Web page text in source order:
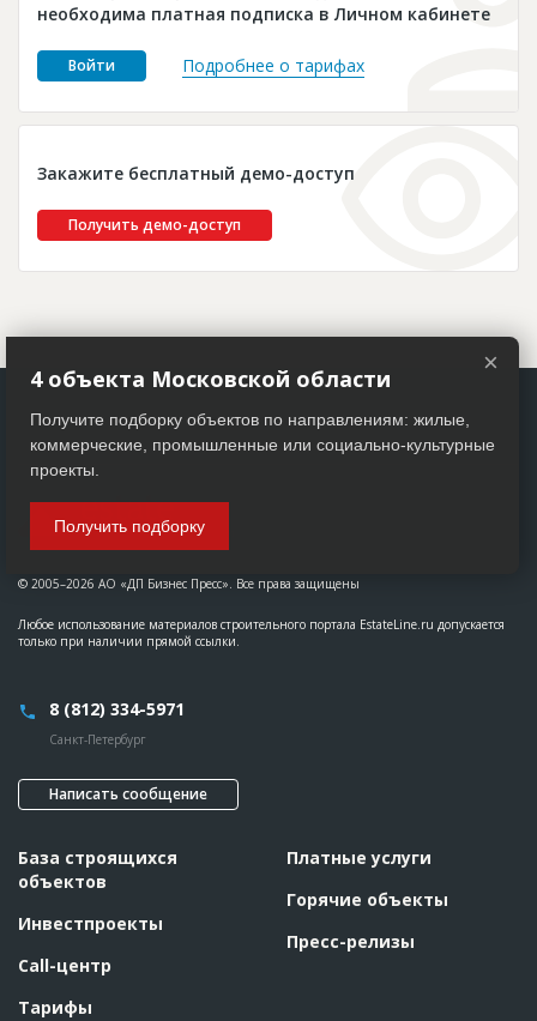
Платные услуги
Пресс-релизы
необходима платная подписка в Личном кабинете
Войти Подробнее о тарифах
Закажите бесплатный демо-доступ
Получить демо-доступ
© 2005–2026 АО «ДП Бизнес Пресс». Все права защищены
Любое использование материалов строительного портала EstateLine.ru допускается
только при наличии прямой ссылки.
8 (812) 334-5971
Санкт-Петербург
Написать сообщение
База строящихся
объектов
Инвестпроекты
Call-центр
Тарифы
Платные услуги
Горячие объекты
Пресс-релизы
×
4 объекта Московской области
Получите подборку объектов по направлениям: жилые,
коммерческие, промышленные или социально-культурные
проекты.
Получить подборку